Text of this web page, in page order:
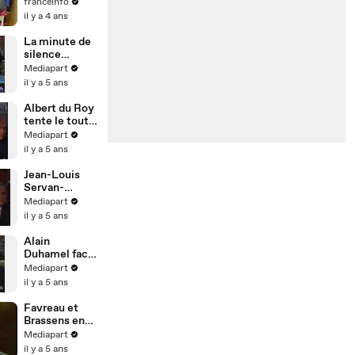
train de
sa première
escale à
Nantes
il y a 4 ans
La minute de
silence
lepéniste
Mediapart
il y a 5 ans
Albert du Roy
tente le tout
pour le tout
Mediapart
il y a 5 ans
Jean-Louis
Servan-
Schreiber s'y
colle
Mediapart
il y a 5 ans
Alain
Duhamel face
à Jean-Marie
Le Pen
Mediapart
il y a 5 ans
Favreau et
Brassens en
1975
Mediapart
il y a 5 ans